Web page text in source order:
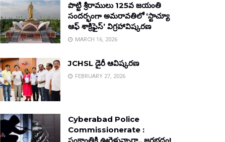
పొట్టి శ్రీరాములు 125వ జయంతి
సందర్భంగా అమరావతిలో ‘స్టాచ్యూ
ఆఫ్ శాక్రిఫైస్’ విగ్రహావిష్కరణ
MARCH 16, 2026
JCHSL డైరీ ఆవిష్కరణ
FEBRUARY 27, 2026
Cyberabad Police
Commissionerate :